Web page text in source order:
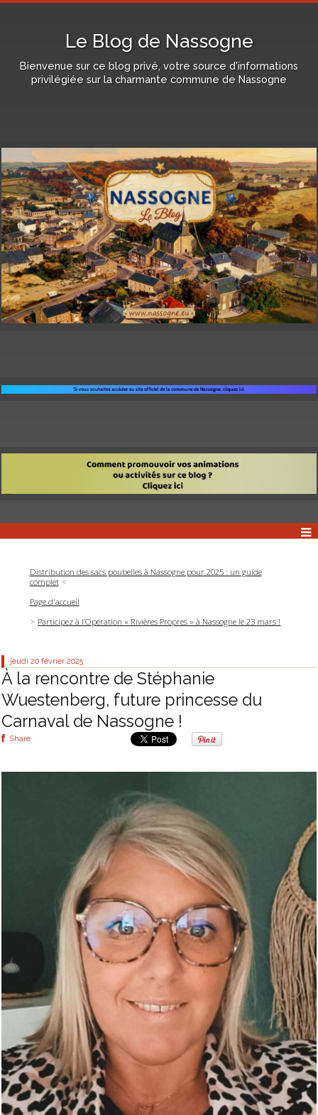
Le Blog de Nassogne
Bienvenue sur ce blog privé, votre source d'informations
privilégiée sur la charmante commune de Nassogne
Distribution des sacs poubelles à Nassogne pour 2025 : un guide
complet
Page d'accueil
Participez à l’Opération « Rivières Propres » à Nassogne le 23 mars !
jeudi 20 février 2025
À la rencontre de Stéphanie
Wuestenberg, future princesse du
Carnaval de Nassogne !
Share